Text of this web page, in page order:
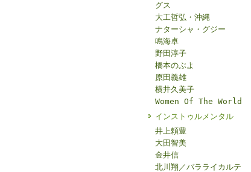
グス
大工哲弘・沖縄
ナターシャ・グジー
鳴海卓
野田淳子
橋本のぶよ
原田義雄
横井久美子
Women Of The World
インストゥルメンタル
井上頼豊
大田智美
金井信
北川翔／バラライカルテ